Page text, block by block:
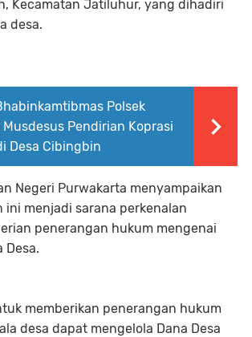
Kecamatan Jatiluhur, yang dihadiri
desa.
Polsek
Pendirian Koprasi
Desa Cibingbin
Negeri Purwakarta menyampaikan
ini menjadi sarana perkenalan
penerangan hukum mengenai
Desa.
memberikan penerangan hukum
desa dapat mengelola Dana Desa